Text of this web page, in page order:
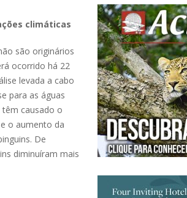
climáticas
são originários
ocorrido há 22
levada a cabo
para as águas
têm causado o
o aumento da
De
diminuíram mais